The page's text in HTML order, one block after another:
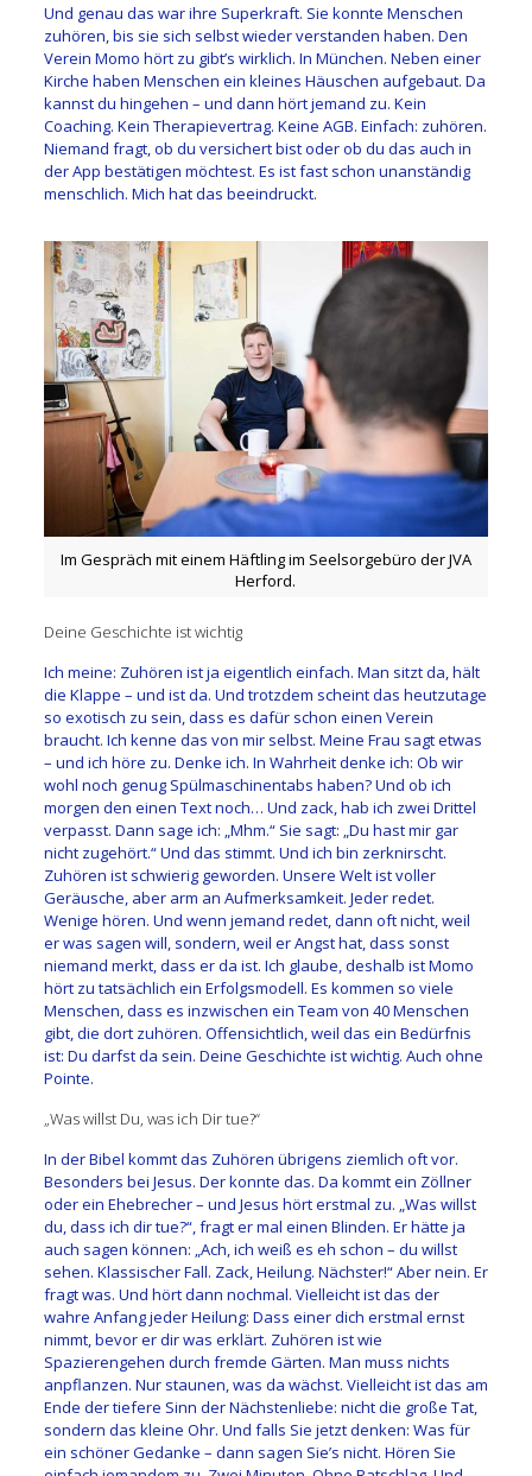
Und genau das war ihre Superkraft. Sie konnte Menschen
zuhören, bis sie sich selbst wieder verstanden haben. Den
Verein Momo hört zu gibt’s wirklich. In München. Neben einer
Kirche haben Menschen ein kleines Häuschen aufgebaut. Da
kannst du hingehen – und dann hört jemand zu. Kein
Coaching. Kein Therapievertrag. Keine AGB. Einfach: zuhören.
Niemand fragt, ob du versichert bist oder ob du das auch in
der App bestätigen möchtest. Es ist fast schon unanständig
menschlich. Mich hat das beeindruckt.
Im Gespräch mit einem Häftling im Seelsorgebüro der JVA
Herford.
Deine Geschichte ist wichtig
Ich meine: Zuhören ist ja eigentlich einfach. Man sitzt da, hält
die Klappe – und ist da. Und trotzdem scheint das heutzutage
so exotisch zu sein, dass es dafür schon einen Verein
braucht. Ich kenne das von mir selbst. Meine Frau sagt etwas
– und ich höre zu. Denke ich. In Wahrheit denke ich: Ob wir
wohl noch genug Spülmaschinentabs haben? Und ob ich
morgen den einen Text noch… Und zack, hab ich zwei Drittel
verpasst. Dann sage ich: „Mhm.“ Sie sagt: „Du hast mir gar
nicht zugehört.“ Und das stimmt. Und ich bin zerknirscht.
Zuhören ist schwierig geworden. Unsere Welt ist voller
Geräusche, aber arm an Aufmerksamkeit. Jeder redet.
Wenige hören. Und wenn jemand redet, dann oft nicht, weil
er was sagen will, sondern, weil er Angst hat, dass sonst
niemand merkt, dass er da ist. Ich glaube, deshalb ist Momo
hört zu tatsächlich ein Erfolgsmodell. Es kommen so viele
Menschen, dass es inzwischen ein Team von 40 Menschen
gibt, die dort zuhören. Offensichtlich, weil das ein Bedürfnis
ist: Du darfst da sein. Deine Geschichte ist wichtig. Auch ohne
Pointe.
„Was willst Du, was ich Dir tue?“
In der Bibel kommt das Zuhören übrigens ziemlich oft vor.
Besonders bei Jesus. Der konnte das. Da kommt ein Zöllner
oder ein Ehebrecher – und Jesus hört erstmal zu. „Was willst
du, dass ich dir tue?“, fragt er mal einen Blinden. Er hätte ja
auch sagen können: „Ach, ich weiß es eh schon – du willst
sehen. Klassischer Fall. Zack, Heilung. Nächster!“ Aber nein. Er
fragt was. Und hört dann nochmal. Vielleicht ist das der
wahre Anfang jeder Heilung: Dass einer dich erstmal ernst
nimmt, bevor er dir was erklärt. Zuhören ist wie
Spazierengehen durch fremde Gärten. Man muss nichts
anpflanzen. Nur staunen, was da wächst. Vielleicht ist das am
Ende der tiefere Sinn der Nächstenliebe: nicht die große Tat,
sondern das kleine Ohr. Und falls Sie jetzt denken: Was für
ein schöner Gedanke – dann sagen Sie’s nicht. Hören Sie